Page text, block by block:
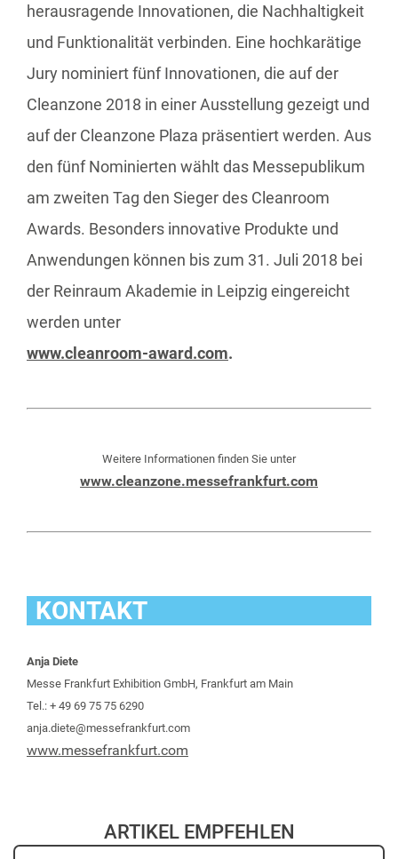
herausragende Innovationen, die Nachhaltigkeit
und Funktionalität verbinden. Eine hochkarätige
Jury nominiert fünf Innovationen, die auf der
Cleanzone 2018 in einer Ausstellung gezeigt und
auf der Cleanzone Plaza präsentiert werden. Aus
den fünf Nominierten wählt das Messepublikum
am zweiten Tag den Sieger des Cleanroom
Awards. Besonders innovative Produkte und
Anwendungen können bis zum 31. Juli 2018 bei
der Reinraum Akademie in Leipzig eingereicht
werden unter
www.cleanroom-award.com.
Weitere Informationen finden Sie unter
www.cleanzone.messefrankfurt.com
KONTAKT
Anja Diete
Messe Frankfurt Exhibition GmbH, Frankfurt am Main
Tel.: + 49 69 75 75 6290
anja.diete@messefrankfurt.com
www.messefrankfurt.com
ARTIKEL EMPFEHLEN